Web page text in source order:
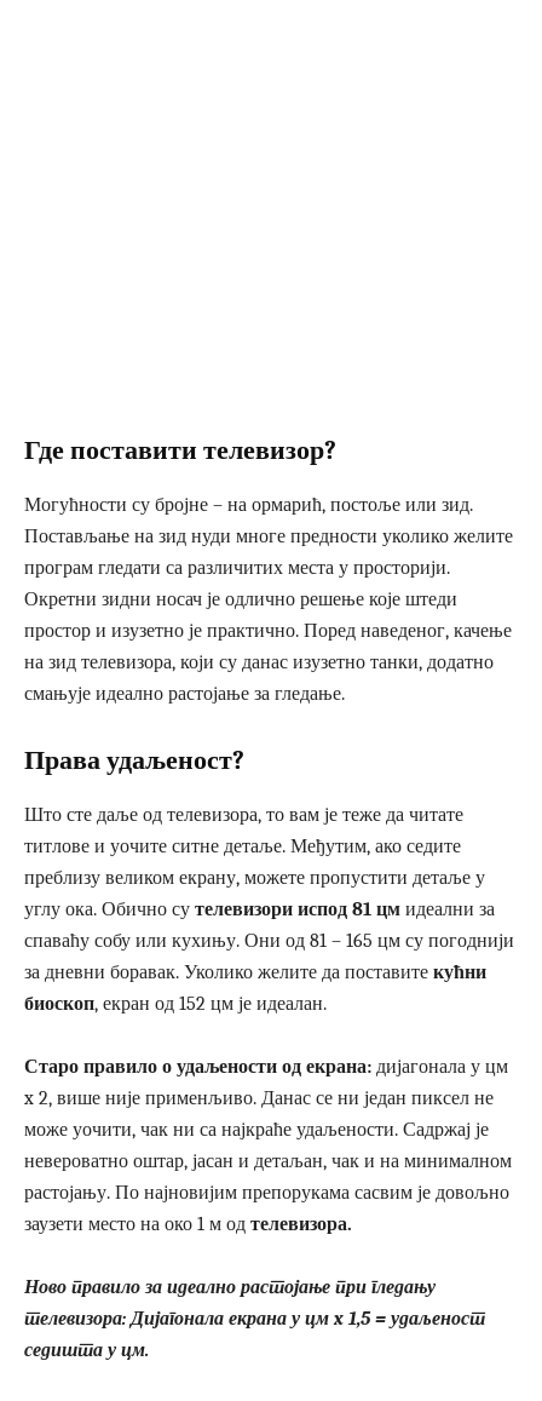
Где поставити телевизор?
Могућности су бројне – на ормарић, постоље или зид.
Постављање на зид нуди многе предности уколико желите
програм гледати са различитих места у просторији.
Окретни зидни носач је одлично решење које штеди
простор и изузетно је практично. Поред наведеног, качење
на зид телевизора, који су данас изузетно танки, додатно
смањује идеално растојање за гледање.
Права удаљеност?
Што сте даље од телевизора, то вам је теже да читате
титлове и уочите ситне детаље. Међутим, ако седите
преблизу великом екрану, можете пропустити детаље у
углу ока. Обично су телевизори испод 81 цм идеални за
спаваћу собу или кухињу. Они од 81 – 165 цм су погоднији
за дневни боравак. Уколико желите да поставите кућни
биоскоп, екран од 152 цм је идеалан.
Старо правило о удаљености од екрана: дијагонала у цм
x 2, више није применљиво. Данас се ни један пиксел не
може уочити, чак ни са најкраће удаљености. Садржај је
невероватно оштар, јасан и детаљан, чак и на минималном
растојању. По најновијим препорукама сасвим је довољно
заузети место на око 1 м од телевизора.
Ново правило за идеално растојање при гледању
телевизора: Дијагонала екрана у цм x 1,5 = удаљеност
седишта у цм.